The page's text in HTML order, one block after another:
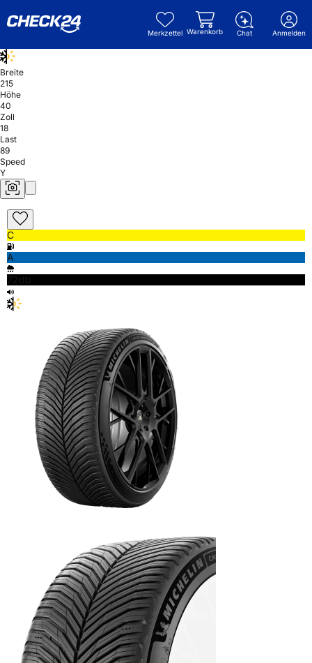
Merkzettel Warenkorb Chat Anmelden
Breite
215
Höhe
40
Zoll
18
Last
89
Speed
Y
C
A
72db